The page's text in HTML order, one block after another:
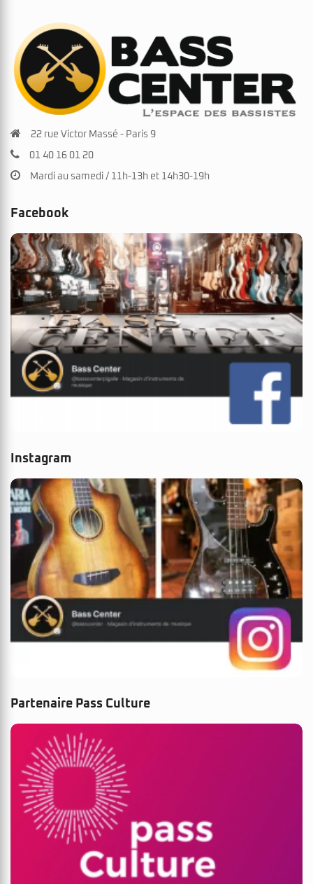
22 rue Victor Massé - Paris 9
01 40 16 01 20
Mardi au samedi / 11h-13h et 14h30-19h
Facebook
Instagram
Partenaire Pass Culture